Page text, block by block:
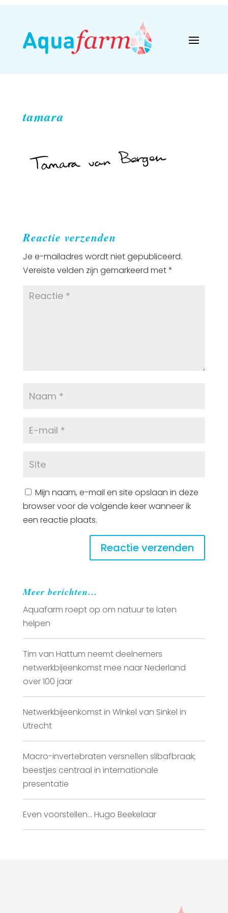
tamara
Reactie verzenden
Je e-mailadres wordt niet gepubliceerd.
Vereiste velden zijn gemarkeerd met*
Mijn naam, e-mail en site opslaan in deze
browser voor de volgende keer wanneer ik
een reactie plaats.
Meer berichten…
Aquafarm roept op om natuur te laten
helpen
Tim van Hattum neemt deelnemers
netwerkbijeenkomst mee naar Nederland
over 100 jaar
Netwerkbijeenkomst in Winkel van Sinkel in
Utrecht
Macro-invertebraten versnellen slibafbraak;
beestjes centraal in internationale
presentatie
Even voorstellen… Hugo Beekelaar